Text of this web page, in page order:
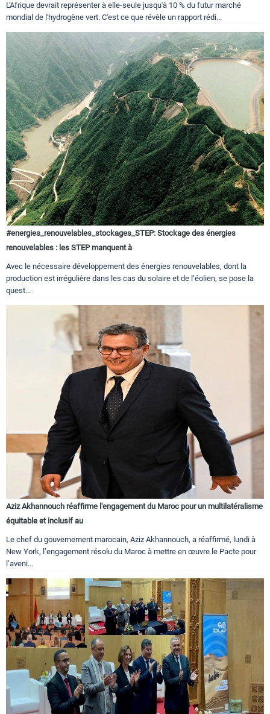
L'Afrique devrait représenter à elle-seule jusqu'à 10 % du futur marché
mondial de l'hydrogène vert. C'est ce que révèle un rapport rédi...
#energies_renouvelables_stockages_STEP: Stockage des énergies
renouvelables : les STEP manquent à
Avec le nécessaire développement des énergies renouvelables, dont la
production est irrégulière dans les cas du solaire et de l’éolien, se pose la
quest...
Aziz Akhannouch réaffirme l'engagement du Maroc pour un multilatéralisme
équitable et inclusif au
Le chef du gouvernement marocain, Aziz Akhannouch, a réaffirmé, lundi à
New York, l’engagement résolu du Maroc à mettre en œuvre le Pacte pour
l’aveni...